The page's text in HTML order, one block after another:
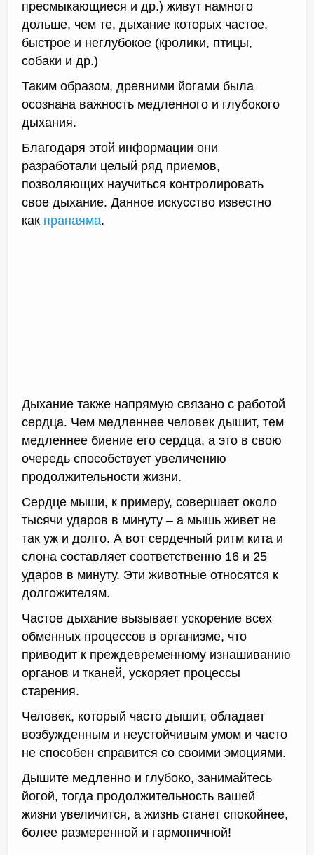
пресмыкающиеся и др.) живут намного
дольше, чем те, дыхание которых частое,
быстрое и неглубокое (кролики, птицы,
собаки и др.)
Таким образом, древними йогами была
осознана важность медленного и глубокого
дыхания.
Благодаря этой информации они
разработали целый ряд приемов,
позволяющих научиться контролировать
свое дыхание. Данное искусство известно
как пранаяма.
Дыхание также напрямую связано с работой
сердца. Чем медленнее человек дышит, тем
медленнее биение его сердца, а это в свою
очередь способствует увеличению
продолжительности жизни.
Сердце мыши, к примеру, совершает около
тысячи ударов в минуту – а мышь живет не
так уж и долго. А вот сердечный ритм кита и
слона составляет соответственно 16 и 25
ударов в минуту. Эти животные относятся к
долгожителям.
Частое дыхание вызывает ускорение всех
обменных процессов в организме, что
приводит к преждевременному изнашиванию
органов и тканей, ускоряет процессы
старения.
Человек, который часто дышит, обладает
возбужденным и неустойчивым умом и часто
не способен справится со своими эмоциями.
Дышите медленно и глубоко, занимайтесь
йогой, тогда продолжительность вашей
жизни увеличится, а жизнь станет спокойнее,
более размеренной и гармоничной!